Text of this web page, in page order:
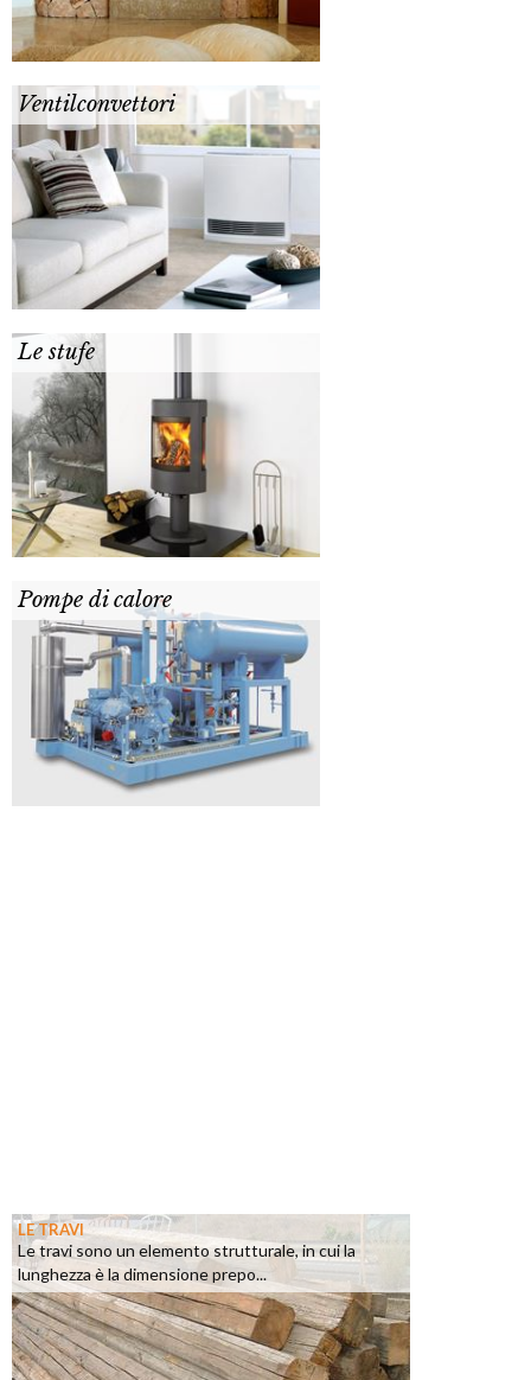
Ventilconvettori
Le stufe
Pompe di calore
LE TRAVI
Le travi sono un elemento strutturale, in cui la
lunghezza è la dimensione prepo...